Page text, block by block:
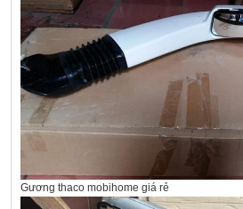
Gương thaco mobihome giá rẻ